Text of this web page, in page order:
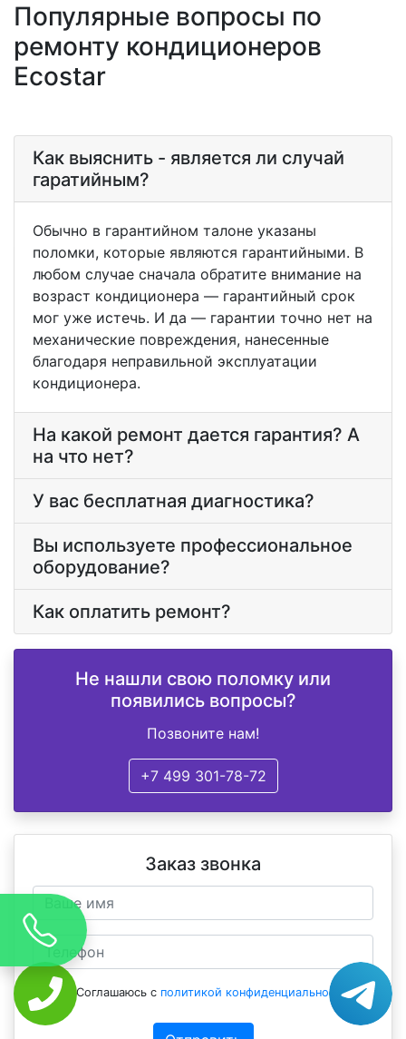
Популярные вопросы по
ремонту кондиционеров
Ecostar
Как выяснить - является ли случай
гаратийным?
Обычно в гарантийном талоне указаны
поломки, которые являются гарантийными. В
любом случае сначала обратите внимание на
возраст кондиционера — гарантийный срок
мог уже истечь. И да — гарантии точно нет на
механические повреждения, нанесенные
благодаря неправильной эксплуатации
кондиционера.
На какой ремонт дается гарантия? А
на что нет?
У вас бесплатная диагностика?
Вы используете профессиональное
оборудование?
Как оплатить ремонт?
Не нашли свою поломку или
появились вопросы?
Позвоните нам!
+7 499 301-78-72
Заказ звонка
Соглашаюсь с политикой конфиденциальности